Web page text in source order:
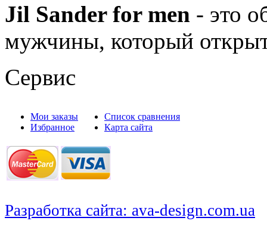
Jil Sander for men - это
мужчины, который
Сервис
Мои заказы
Избранное
Список сравнения
Карта сайта
Разработка сайта: ava-design.com.ua